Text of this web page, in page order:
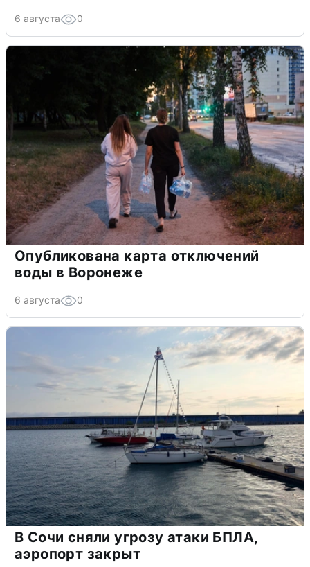
6 августа 0
Опубликована карта отключений
воды в Воронеже
6 августа 0
В Сочи сняли угрозу атаки БПЛА,
аэропорт закрыт